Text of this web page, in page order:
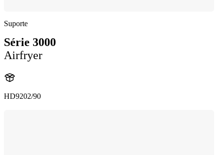
Suporte
Série 3000
Airfryer
HD9202/90